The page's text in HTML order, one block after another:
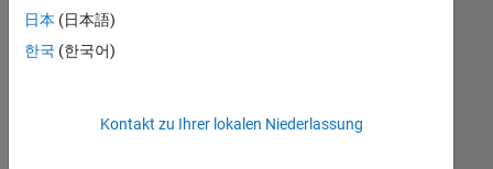
entsprechen,
werden
unseres
日本 (日本語)
한국 (한국어)
Kontakt zu Ihrer lokalen Niederlassung